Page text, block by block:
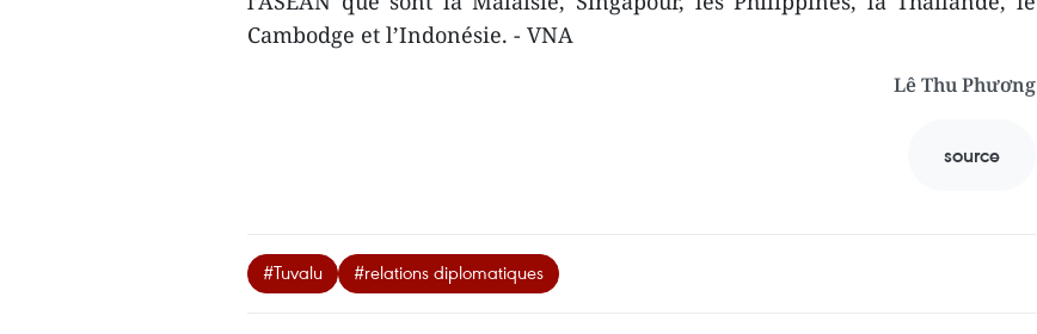
Cambodge et l’Indonésie. - VNA
Lê Thu Phương
source
#Tuvalu #relations diplomatiques